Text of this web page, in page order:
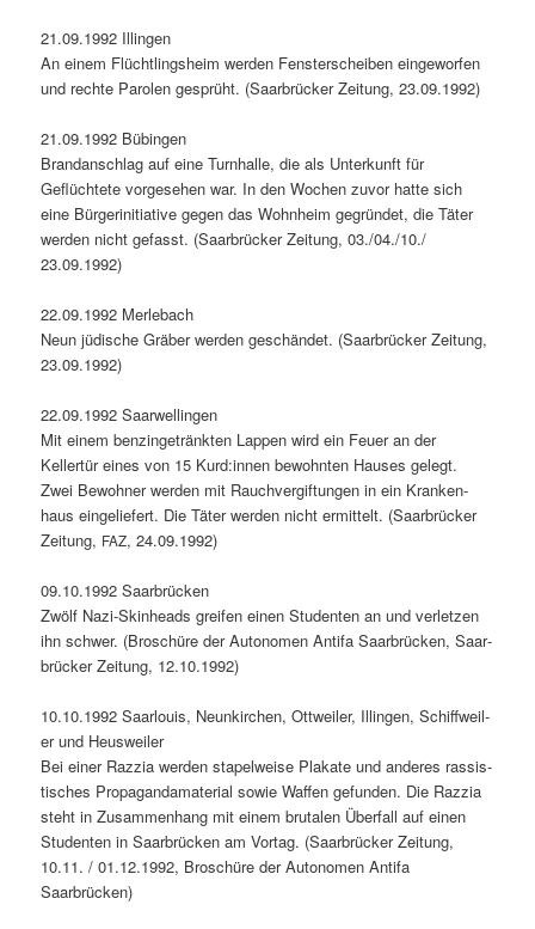
21.09.1992 Illin­gen
An einem Flüchtling­sheim wer­den Fen­ster­scheiben einge­wor­fen
und rechte Parolen gesprüht. (Saar­brück­er Zeitung, 23.09.1992)
21.09.1992 Bübin­gen
Bran­dan­schlag auf eine Turn­halle, die als Unterkun­ft für
Geflüchtete vorge­se­hen war. In den Wochen zuvor hat­te sich
eine Bürg­erini­tia­tive gegen das Wohn­heim gegrün­det, die Täter
wer­den nicht gefasst. (Saar­brück­er Zeitung, 03./04./10./
23.09.1992)
22.09.1992 Mer­lebach
Neun jüdis­che Gräber wer­den geschän­det. (Saar­brück­er Zeitung,
23.09.1992)
22.09.1992 Saar­wellin­gen
Mit einem ben­zingetränk­ten Lap­pen wird ein Feuer an der
Kellertür eines von 15 Kurd:innen bewohn­ten Haus­es gelegt.
Zwei Bewohn­er wer­den mit Rauchvergif­tun­gen in ein Kranken­
haus ein­geliefert. Die Täter wer­den nicht ermit­telt. (Saar­brück­er
Zeitung, FAZ, 24.09.1992)
09.10.1992 Saar­brück­en
Zwölf Nazi-Skin­heads greifen einen Stu­den­ten an und ver­let­zen
ihn schw­er. (Broschüre der Autonomen Antifa Saar­brück­en, Saar­
brück­er Zeitung, 12.10.1992)
10.10.1992 Saar­louis, Neunkirchen, Ottweil­er, Illin­gen, Schif­fweil­
er und Heusweil­er
Bei ein­er Razz­ia wer­den stapel­weise Plakate und anderes ras­sis­
tis­ches Pro­pa­gan­da­ma­te­r­i­al sowie Waf­fen gefun­den. Die Razz­ia
ste­ht in Zusam­men­hang mit einem bru­tal­en Über­fall auf einen
Stu­den­ten in Saar­brück­en am Vortag. (Saar­brück­er Zeitung,
10.11. / 01.12.1992, Broschüre der Autonomen Antifa
Saarbrücken)